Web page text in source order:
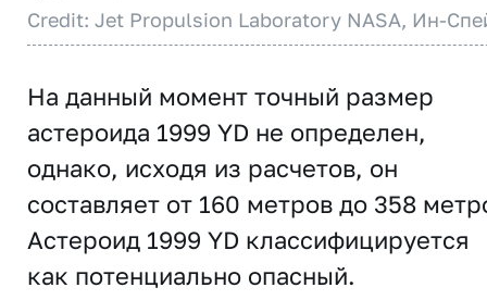
Credit: Jet Propulsion Laboratory NASA, Ин-
На данный момент точный размер
астероида 1999 YD не определен,
однако, исходя из расчетов, он
составляет от 160 метров до 358
Астероид 1999 YD классифицируется
как потенциально опасный.